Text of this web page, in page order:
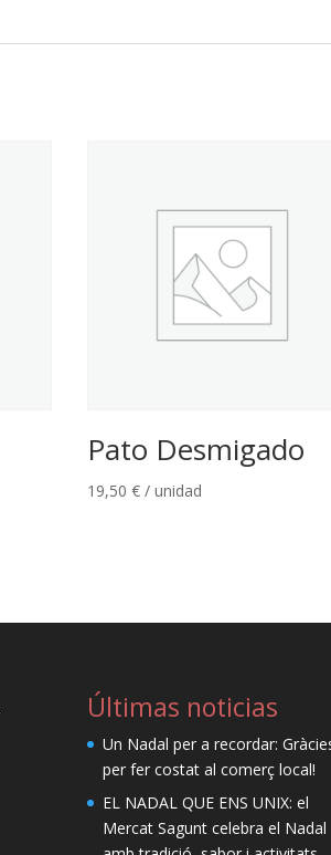
Pato Desmigado
19,50€ / unidad
Últimas noticias
Un Nadal per a recordar:
per fer costat al comerç local!
EL NADAL QUE ENS UNIX: el
Mercat Sagunt celebra el Nadal